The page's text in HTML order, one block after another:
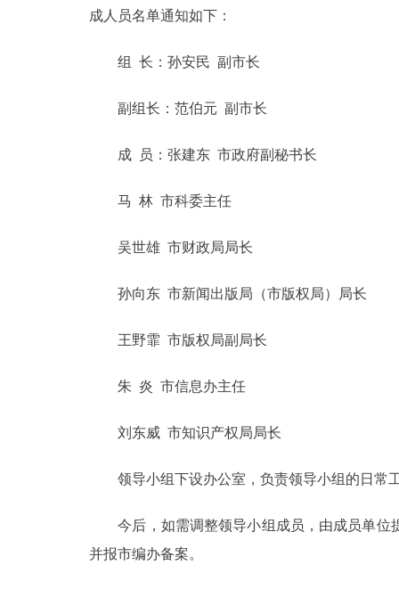
绿色北京
成人员名单通知如下：
组 长：孙安民 副市长
副组长：范伯元 副市长
成 员：张建东 市政府副秘书长
马 林 市科委主任
吴世雄 市财政局局长
孙向东 市新闻出版局（市版权局）局长
王野霏 市版权局副局长
朱 炎 市信息办主任
刘东威 市知识产权局局长
领导小组下设办公室，负责领导小组的日常
今后，如需调整领导小组成员，由成员单位
并报市编办备案。